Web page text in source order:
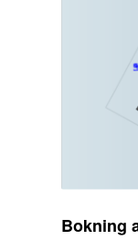
Bokning